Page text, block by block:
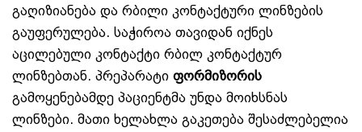
გაღიზიანება და რბილი კონტაქტური ლინზების
გაუფერულება. საჭიროა თავიდან იქნეს
აცილებული კონტაქტი რბილ კონტაქტურ
ლინზებთან. პრეპარატი ფორმიზორის
გამოყენებამდე პაციენტმა უნდა მოიხსნას
ლინზები. მათი ხელახლა გაკეთება შესაძლებელია